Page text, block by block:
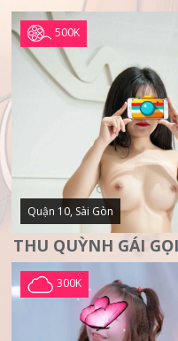
500K
Quận 10, Sài Gòn
300K